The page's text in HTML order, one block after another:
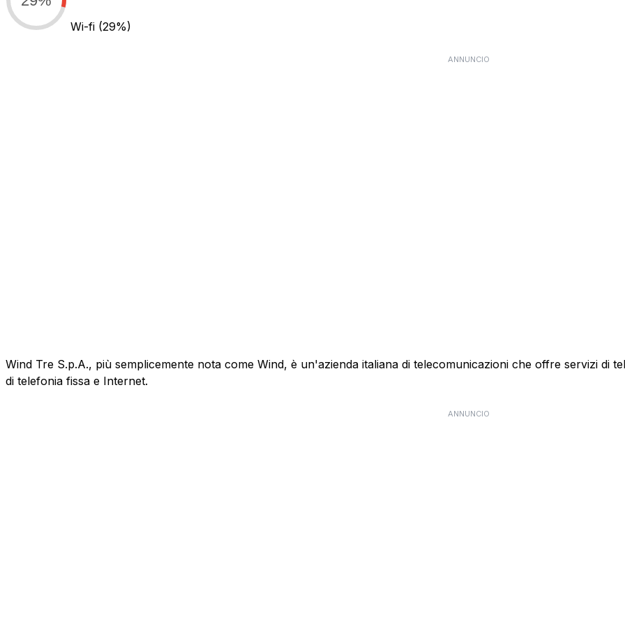
Wi-fi (29%)
ANNUNCIO
Wind Tre S.p.A., più semplicemente nota come Wind, è un'azienda italiana di telecomunicazioni che offre servizi di
di telefonia fissa e Internet.
ANNUNCIO